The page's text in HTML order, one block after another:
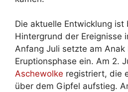
Die aktuelle Entwicklung
Hintergrund der Ereignisse
Anfang Juli setzte am Anak
Eruptionsphase ein. Am 2.
Aschewolke registriert, die
über dem Gipfel aufstieg.